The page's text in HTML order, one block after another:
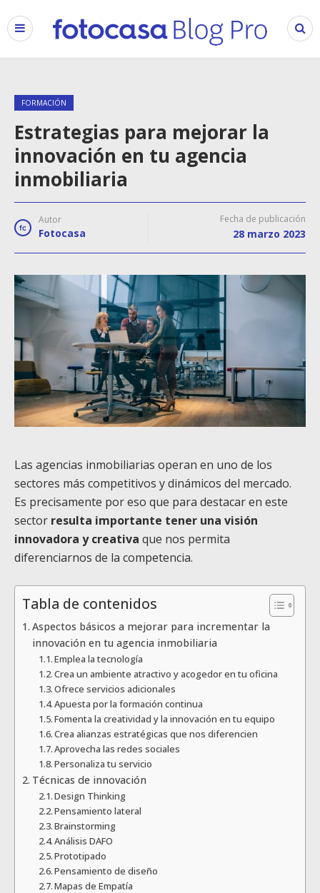
FORMACIÓN
Estrategias para mejorar la
innovación en tu agencia
inmobiliaria
Autor
Fotocasa
Fecha de publicación
28 marzo 2023
Las agencias inmobiliarias operan en uno de los
sectores más competitivos y dinámicos del mercado.
Es precisamente por eso que para destacar en este
sector resulta importante tener una visión
innovadora y creativa que nos permita
diferenciarnos de la competencia.
Tabla de contenidos
Aspectos básicos a mejorar para incrementar la
innovación en tu agencia inmobiliaria
Emplea la tecnología
Crea un ambiente atractivo y acogedor en tu oficina
Ofrece servicios adicionales
Apuesta por la formación continua
Fomenta la creatividad y la innovación en tu equipo
Crea alianzas estratégicas que nos diferencien
Aprovecha las redes sociales
Personaliza tu servicio
Técnicas de innovación
Design Thinking
Pensamiento lateral
Brainstorming
Análisis DAFO
Prototipado
Pensamiento de diseño
Mapas de Empatía